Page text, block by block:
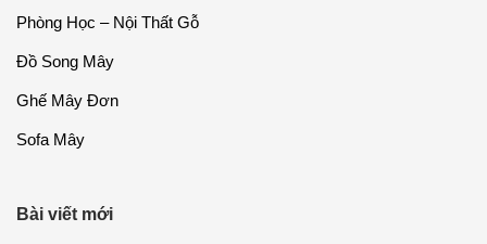
Phòng Học – Nội Thất Gỗ
Đồ Song Mây
Ghế Mây Đơn
Sofa Mây
Bài viết mới